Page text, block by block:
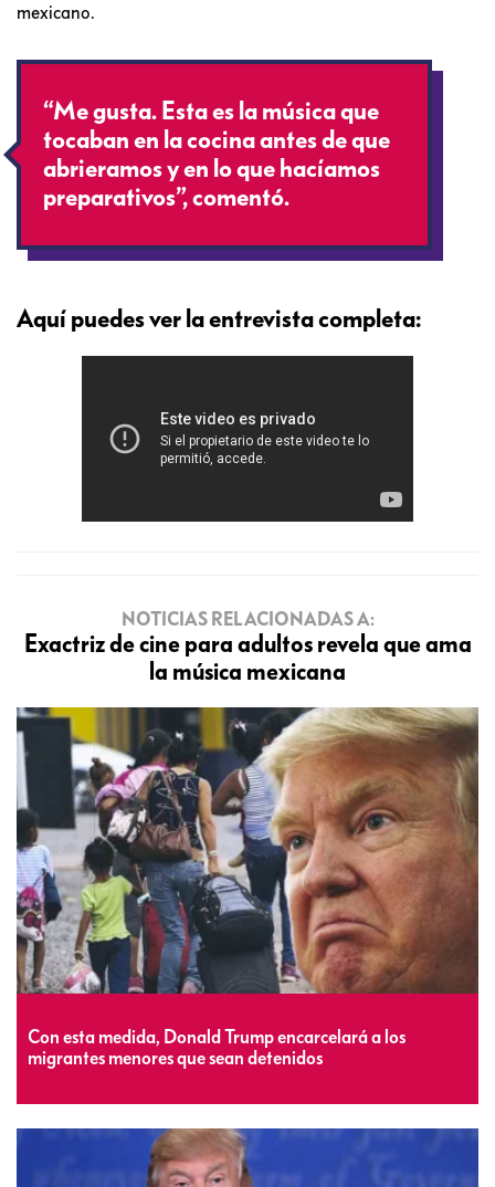
mexicano.
“Me gusta. Esta es la música que
tocaban en la cocina antes de que
abrieramos y en lo que hacíamos
preparativos”, comentó.
Aquí puedes ver la entrevista completa:
NOTICIAS RELACIONADAS A:
Exactriz de cine para adultos revela que ama
la música mexicana
Con esta medida, Donald Trump encarcelará a los
migrantes menores que sean detenidos